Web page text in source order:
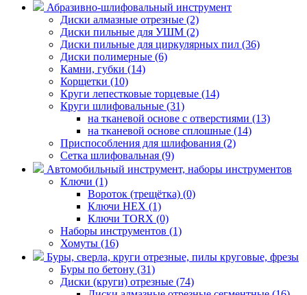
Абразивно-шлифовальный инструмент
Диски алмазные отрезные (2)
Диски пильные для УШМ (2)
Диски пильные для циркулярных пил (36)
Диски полимерные (6)
Камни, губки (14)
Корщетки (10)
Круги лепестковые торцевые (14)
Круги шлифовальные (31)
на тканевой основе с отверстиями (13)
на тканевой основе сплошные (14)
Приспособления для шлифования (2)
Сетка шлифовальная (9)
Автомобильный инструмент, наборы инструментов
Ключи (1)
Вороток (трещётка) (0)
Ключи HEX (1)
Ключи TORX (0)
Наборы инструментов (1)
Хомуты (16)
Буры, сверла, круги отрезные, пилы круговые, фрезы
Буры по бетону (31)
Диски (круги) отрезные (74)